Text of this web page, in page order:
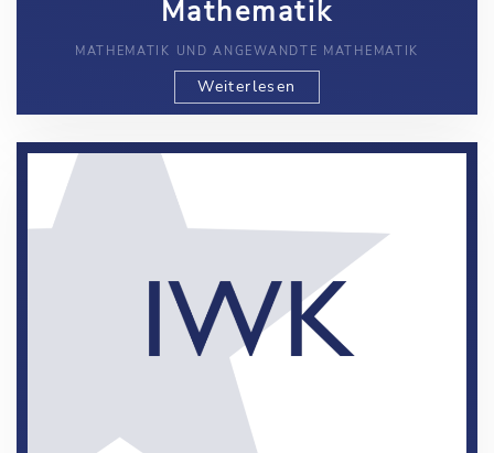
Mathematik
MATHEMATIK UND ANGEWANDTE MATHEMATIK
Weiterlesen